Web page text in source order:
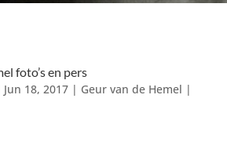
foto’s en pers
Jun 18, 2017| Geur van de Hemel |